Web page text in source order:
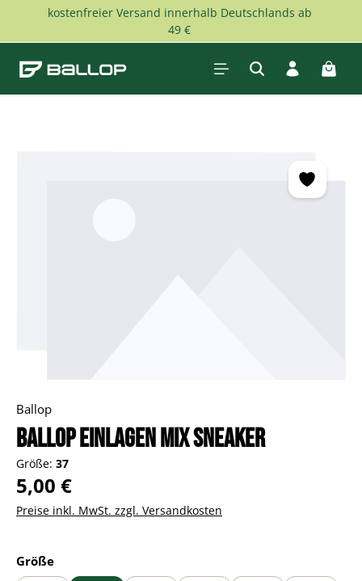
Zum Hauptinhalt springen
kostenfreier Versand innerhalb Deutschlands ab
49 €
Ballop
Ballop Einlagen Mix Sneaker
Größe: 37
Regulärer Preis:
5,00 €
Preise inkl. MwSt. zzgl. Versandkosten
Größeauswählen